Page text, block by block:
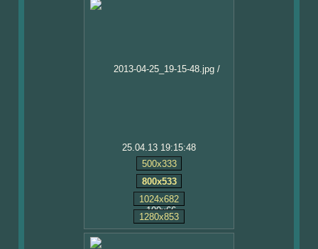
25.04.13 19:15:48
500x333
800x533
1024x682
1280x853